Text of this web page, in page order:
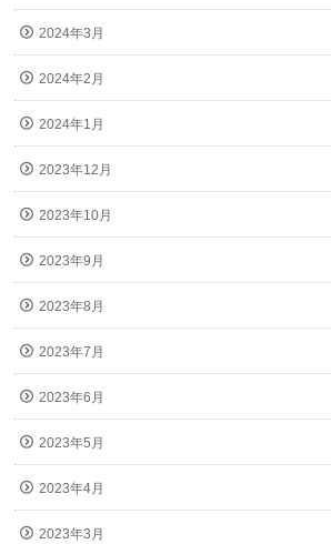
2024年3月
2024年2月
2024年1月
2023年12月
2023年10月
2023年9月
2023年8月
2023年7月
2023年6月
2023年5月
2023年4月
2023年3月